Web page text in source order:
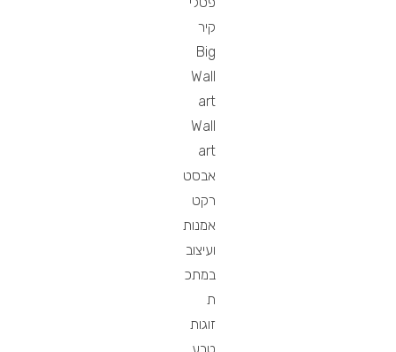
קיר
Big
Wall
art
Wall
art
אבסט
רקט
אמנות
ועיצוב
במתכ
ת
זוגות